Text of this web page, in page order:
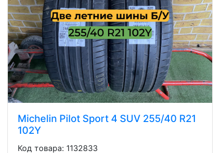
Michelin Pilot Sport 4 SUV 255/40 R21
102Y
Код товара: 1132833